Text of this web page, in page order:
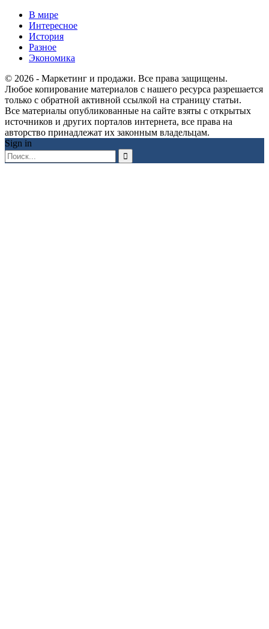
В мире
Интересное
История
Разное
Экономика
© 2026 - Маркетинг и продажи. Все права защищены.
Любое копирование материалов с нашего ресурса разрешается
только с обратной активной ссылкой на страницу статьи.
Все материалы опубликованные на сайте взяты с открытых
источников и других порталов интернета, все права на
авторство принадлежат их законным владельцам.
Sign in